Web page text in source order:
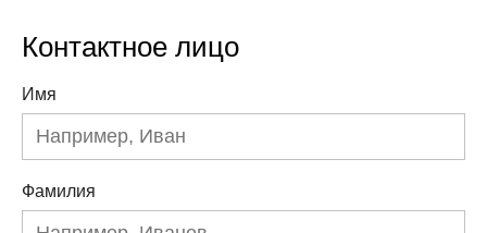
Контактное лицо
Имя
Фамилия